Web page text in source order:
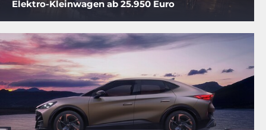
Elektro-Kleinwagen ab 25.950 Euro